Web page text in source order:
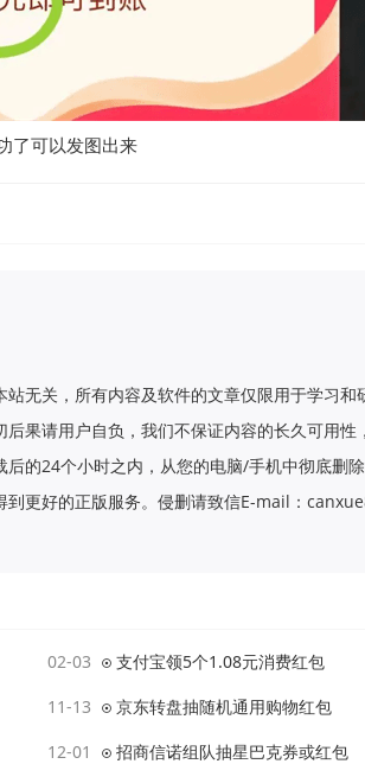
了可以发图出来
无关，所有内容及软件的文章仅限用于学习和
果请用户自负，我们不保证内容的长久可用性
的24个小时之内，从您的电脑/手机中彻底删
到更好的正版服务。侵删请致信E-mail：
02-03 支付宝领5个1.08元消费红包
11-13 京东转盘抽随机通用购物红包
12-01 招商信诺组队抽星巴克券或红包